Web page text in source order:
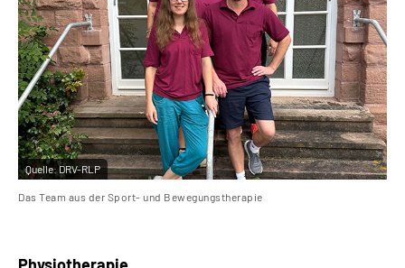
Quelle:DRV-RLP
Das Team aus der Sport- und Bewegungstherapie